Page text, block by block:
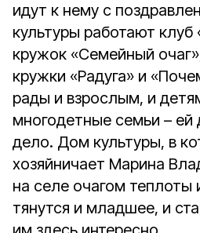
идут к нему с
культуры работают клуб
кружок «Семейный
кружки «Радуга» и
рады и взрослым, и
многодетные семьи – ей
дело. Дом культуры, в
хозяйничает Марина
на селе очагом
тянутся и младшее, и